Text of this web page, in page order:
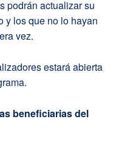
podrán actualizar su
y los que no lo hayan
vez.
estará abierta
beneficiarias del